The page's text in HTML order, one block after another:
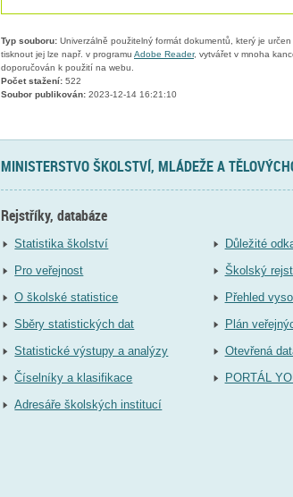
Typ souboru: Univerzálně použitelný formát dokumentů, který je
tisknout jej lze např. v programu Adobe Reader, vytvářet v mnoha
doporučován k použití na webu.
Počet stažení: 522
Soubor publikován: 2023-12-14 16:21:10
MINISTERSTVO ŠKOLSTVÍ, MLÁDEŽE A
Rejstříky, databáze
Statistika školství
Pro veřejnost
O školské statistice
Sběry statistických dat
Statistické výstupy a analýzy
Číselníky a klasifikace
Adresáře školských institucí
Důležité
Školský
Přehled
Plán
Otevřená
PORTÁL